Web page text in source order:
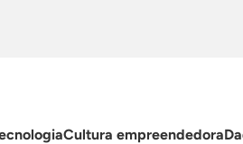
Cultura empreendedora